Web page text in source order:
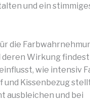
und ein
die
Wirkung
wie intensiv
Kissenbezug
ausbleichen und bei